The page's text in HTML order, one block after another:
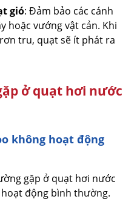
gió: Đảm bảo các cánh
hoặc vướng vật cản. Khi
tru, quạt sẽ ít phát ra
ở quạt hơi nước
không hoạt động
gặp ở quạt hơi nước
động bình thường.